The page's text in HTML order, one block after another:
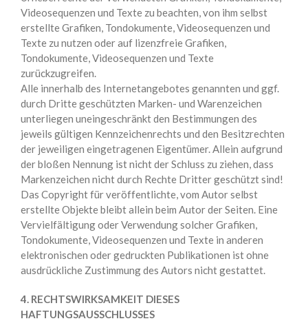
Videosequenzen und Texte zu beachten, von ihm selbst
erstellte Grafiken, Tondokumente, Videosequenzen und
Texte zu nutzen oder auf lizenzfreie Grafiken,
Tondokumente, Videosequenzen und Texte
zurückzugreifen.
Alle innerhalb des Internetangebotes genannten und ggf.
durch Dritte geschützten Marken- und Warenzeichen
unterliegen uneingeschränkt den Bestimmungen des
jeweils gültigen Kennzeichenrechts und den Besitzrechten
der jeweiligen eingetragenen Eigentümer. Allein aufgrund
der bloßen Nennung ist nicht der Schluss zu ziehen, dass
Markenzeichen nicht durch Rechte Dritter geschützt sind!
Das Copyright für veröffentlichte, vom Autor selbst
erstellte Objekte bleibt allein beim Autor der Seiten. Eine
Vervielfältigung oder Verwendung solcher Grafiken,
Tondokumente, Videosequenzen und Texte in anderen
elektronischen oder gedruckten Publikationen ist ohne
ausdrückliche Zustimmung des Autors nicht gestattet.
4. RECHTSWIRKSAMKEIT DIESES
HAFTUNGSAUSSCHLUSSES